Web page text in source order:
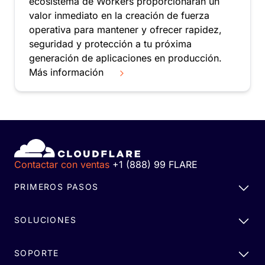
valor inmediato en la creación de fuerza
operativa para mantener y ofrecer rapidez,
seguridad y protección a tu próxima
generación de aplicaciones en producción.
Más información
Contactar con ventas +1 (888) 99 FLARE
PRIMEROS PASOS
SOLUCIONES
SOPORTE